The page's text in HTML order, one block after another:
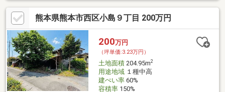
熊本県熊本市西区小島９丁目 200万円
200万円
（坪単価:3.23万円）
土地面積204.95m2
用途地域１種中高
建ぺい率60%
容積率150%